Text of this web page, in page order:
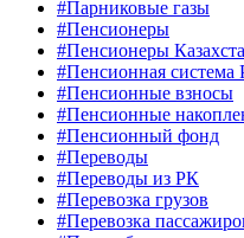
#Парниковые газы
#Пенсионеры
#Пенсионеры
#Пенсионная система
#Пенсионные взносы
#Пенсионные
#Пенсионный фонд
#Переводы
#Переводы из РК
#Перевозка грузов
#Перевозка